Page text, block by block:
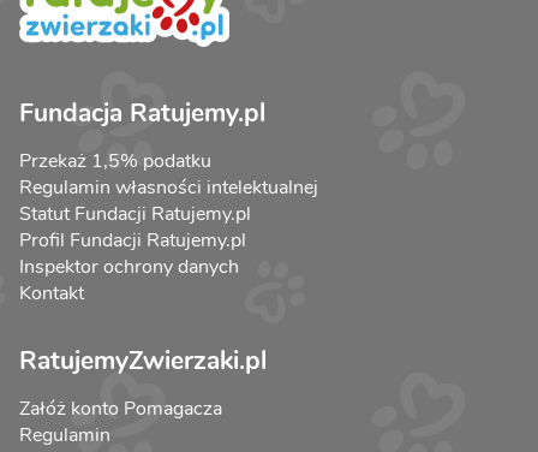
Fundacja Ratujemy.pl
Przekaż 1,5% podatku
Regulamin własności intelektualnej
Statut Fundacji Ratujemy.pl
Profil Fundacji Ratujemy.pl
Inspektor ochrony danych
Kontakt
RatujemyZwierzaki.pl
Załóż konto Pomagacza
Regulamin